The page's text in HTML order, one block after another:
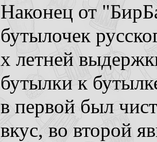
Наконец от
бутылочек
х летней
бутылки к
в первой был
вкус, во второй